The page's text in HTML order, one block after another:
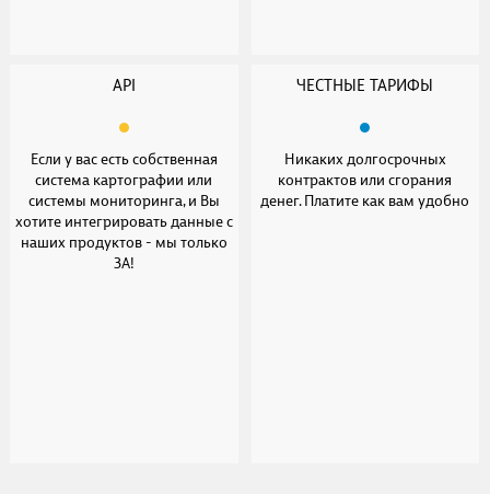
API
Если у вас есть собственная
система картографии или
системы мониторинга, и Вы
хотите интегрировать данные с
наших продуктов - мы только
ЗА!
ЧЕСТНЫЕ ТАРИФЫ
Никаких долгосрочных
контрактов или сгорания
денег. Платите как вам удобно